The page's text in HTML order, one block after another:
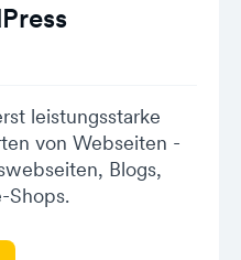
leistungsstarke
von Webseiten -
Blogs,
Shops.